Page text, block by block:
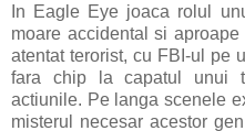
In Eagle Eye joaca rolul
moare accidental si
atentat terorist, cu FBI-ul pe
fara chip la capatul unui
actiunile. Pe langa scenele
misterul necesar acestor